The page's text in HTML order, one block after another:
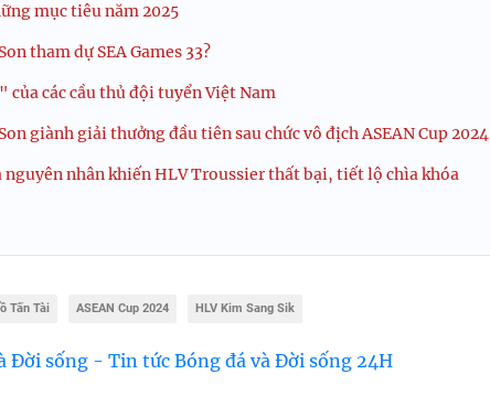
mục tiêu năm 2025
tham dự SEA Games 33?
của các cầu thủ đội tuyển Việt Nam
giành giải thưởng đầu tiên sau chức vô địch ASEAN Cup 2024
nguyên nhân khiến HLV Troussier thất bại, tiết lộ chìa khóa
Tấn Tài ASEAN Cup 2024 HLV Kim Sang Sik
Đời sống - Tin tức Bóng đá và Đời sống 24H